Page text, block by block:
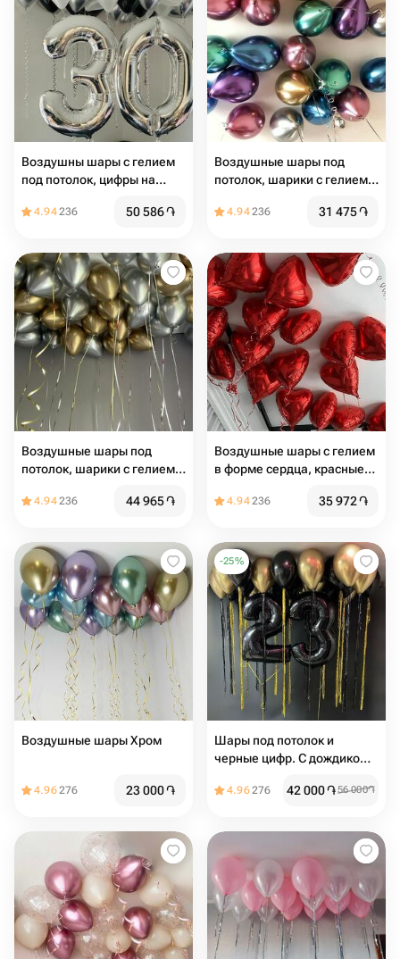
Воздушны шары с гелием
под потолок, цифры на
4.94236 50 586֏
Воздушные шары под
потолок, шарики с гелием
Pinterest хром 21 шт
4.94236 31 475֏
Воздушные шары под
потолок, шарики с гелием
Pinterest, 31 шт серебро и
4.94236 44 965֏
Воздушные шары с гелием
в форме сердца, красные
4.94236 35 972֏
Воздушные шары Хром
4.96276 23 000֏
-25%
Шары под потолок и
черные цифр. С дождиком,
день рождения для мужчин
4.96276 42 000֏56 000֏